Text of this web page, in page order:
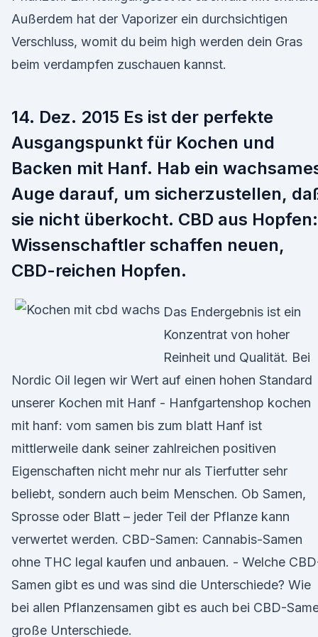
Außerdem hat der Vaporizer ein durchsichtigen
Verschluss, womit du beim high werden dein Gras
beim verdampfen zuschauen kannst.
14. Dez. 2015 Es ist der perfekte
Ausgangspunkt für Kochen und
Backen mit Hanf. Hab ein
Auge darauf, um sicherzustellen,
sie nicht überkocht. CBD aus Hopfen:
Wissenschaftler schaffen neuen,
CBD-reichen Hopfen.
Das Endergebnis ist ein
Konzentrat von hoher
Reinheit und Qualität. Bei
Nordic Oil legen wir Wert auf einen hohen Standard
unserer Kochen mit Hanf - Hanfgartenshop kochen
mit hanf: vom samen bis zum blatt Hanf ist
mittlerweile dank seiner zahlreichen positiven
Eigenschaften nicht mehr nur als Tierfutter sehr
beliebt, sondern auch beim Menschen. Ob Samen,
Sprosse oder Blatt – jeder Teil der Pflanze kann
verwertet werden. CBD-Samen: Cannabis-Samen
ohne THC legal kaufen und anbauen. - Welche
Samen gibt es und was sind die Unterschiede? Wie
bei allen Pflanzensamen gibt es auch bei CBD-
große Unterschiede.